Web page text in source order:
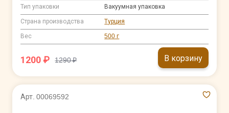
Тип упаковки Вакуумная упаковка
Страна производства Турция
Вес 500 г
1200 ₽ 1290 ₽ В корзину
Арт. 00069592